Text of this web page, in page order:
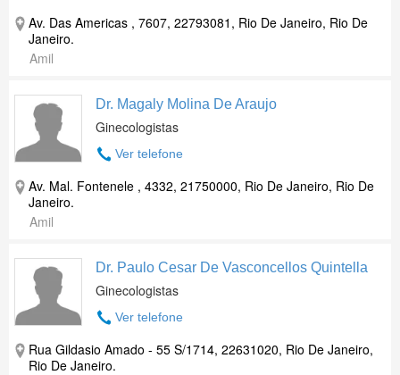
Av. Das Americas , 7607, 22793081, Rio De Janeiro, Rio De
Janeiro.
Amil
Dr. Magaly Molina De Araujo
Ginecologistas
Ver telefone
Av. Mal. Fontenele , 4332, 21750000, Rio De Janeiro, Rio De
Janeiro.
Amil
Dr. Paulo Cesar De Vasconcellos Quintella
Ginecologistas
Ver telefone
Rua Gildasio Amado - 55 S/1714, 22631020, Rio De Janeiro,
Rio De Janeiro.